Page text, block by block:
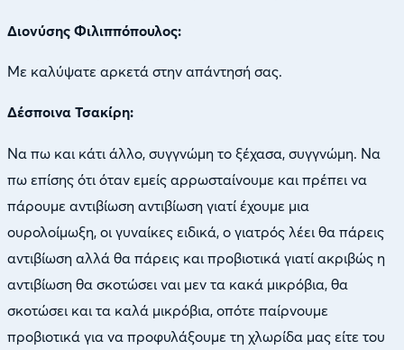
Διονύσης Φιλιππόπουλος:
Με καλύψατε αρκετά στην απάντησή σας.
Δέσποινα Τσακίρη:
Να πω και κάτι άλλο, συγγνώμη το ξέχασα, συγγνώμη. Να
πω επίσης ότι όταν εμείς αρρωσταίνουμε και πρέπει να
πάρουμε αντιβίωση αντιβίωση γιατί έχουμε μια
ουρολοίμωξη, οι γυναίκες ειδικά, ο γιατρός λέει θα πάρεις
αντιβίωση αλλά θα πάρεις και προβιοτικά γιατί ακριβώς η
αντιβίωση θα σκοτώσει ναι μεν τα κακά μικρόβια, θα
σκοτώσει και τα καλά μικρόβια, οπότε παίρνουμε
προβιοτικά για να προφυλάξουμε τη χλωρίδα μας είτε του